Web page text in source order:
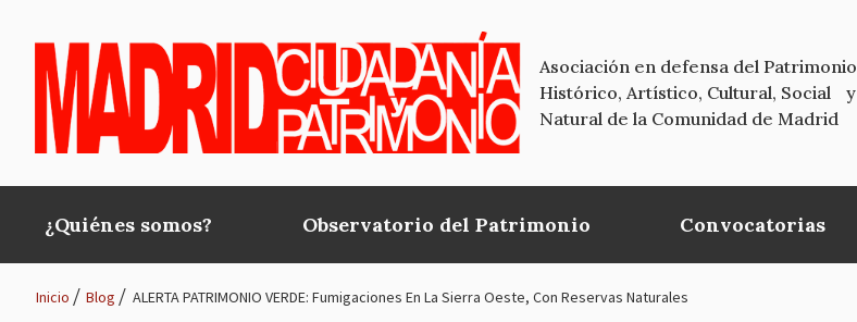
Asociación en defensa del Patrimonio
Histórico, Artístico, Cultural, Social y
Natural de la Comunidad de Madrid
Main
navigation
¿Quiénes somos? Observatorio del Patrimonio Convocatorias
Inicio Blog ALERTA PATRIMONIO VERDE: Fumigaciones En La Sierra Oeste, Con Reservas Naturales